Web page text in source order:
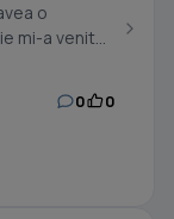
o
mi-a venit
0 0